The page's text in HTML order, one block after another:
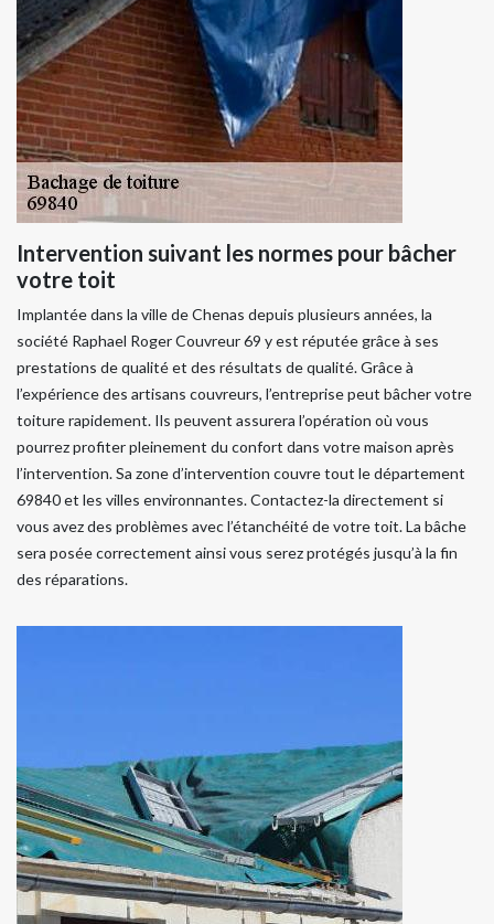
Intervention suivant les normes pour bâcher
votre toit
Implantée dans la ville de Chenas depuis plusieurs années, la
société Raphael Roger Couvreur 69 y est réputée grâce à ses
prestations de qualité et des résultats de qualité. Grâce à
l’expérience des artisans couvreurs, l’entreprise peut bâcher votre
toiture rapidement. Ils peuvent assurera l’opération où vous
pourrez profiter pleinement du confort dans votre maison après
l’intervention. Sa zone d’intervention couvre tout le département
69840 et les villes environnantes. Contactez-la directement si
vous avez des problèmes avec l’étanchéité de votre toit. La bâche
sera posée correctement ainsi vous serez protégés jusqu’à la fin
des réparations.